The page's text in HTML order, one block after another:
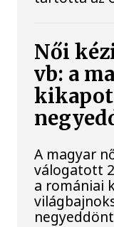
Női
vb: a
A magyar
válogatott
a romániai